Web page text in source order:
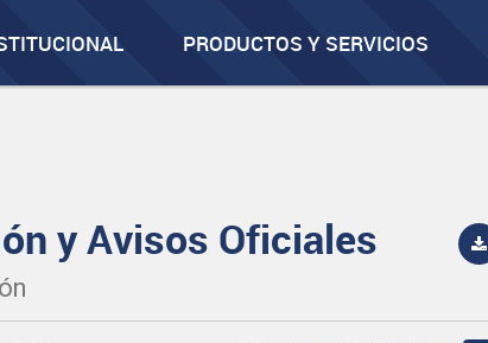
PRODUCTOS Y SERVICIOS
y Avisos Oficiales